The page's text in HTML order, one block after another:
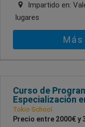
Impartido en:
lugares
Curso de
Especialización
Tokio School
Precio entre 2000€ y